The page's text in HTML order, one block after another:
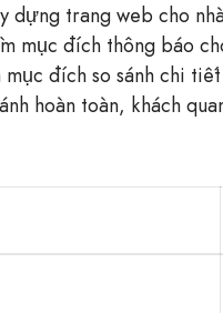
dựng trang web cho
mục đích thông báo
đích so sánh chi
hoàn toàn, khách